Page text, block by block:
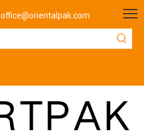
office@orientalpak.com